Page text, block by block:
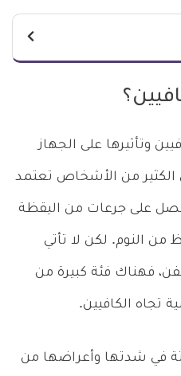
وتأثيرها على الجهاز
الكثير من الأشخاص تعتمد
على جرعات من اليقظة
من النوم. لكن لا تأتي
فهناك فئة كبيرة من
الكافيين.
في شدتها وأعراضها من